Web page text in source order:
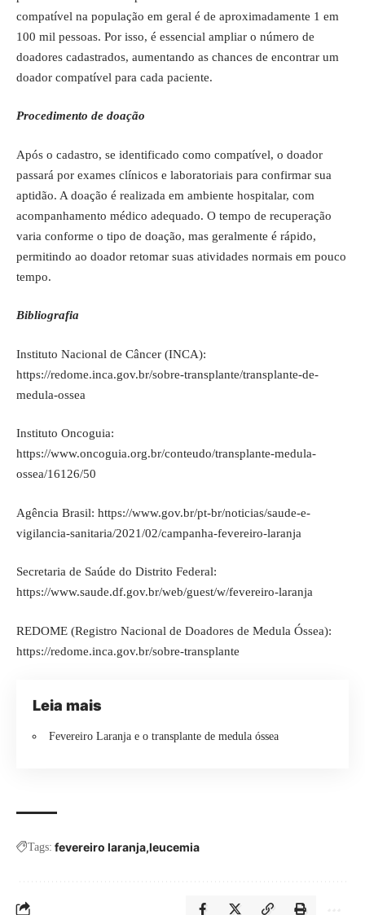
compatível na população em geral é de aproximadamente 1 em
100 mil pessoas. Por isso, é essencial ampliar o número de
doadores cadastrados, aumentando as chances de encontrar um
doador compatível para cada paciente.
Procedimento de doação
Após o cadastro, se identificado como compatível, o doador
passará por exames clínicos e laboratoriais para confirmar sua
aptidão. A doação é realizada em ambiente hospitalar, com
acompanhamento médico adequado. O tempo de recuperação
varia conforme o tipo de doação, mas geralmente é rápido,
permitindo ao doador retomar suas atividades normais em pouco
tempo.
Bibliografia
Instituto Nacional de Câncer (INCA):
https://redome.inca.gov.br/sobre-transplante/transplante-de-
medula-ossea
Instituto Oncoguia:
https://www.oncoguia.org.br/conteudo/transplante-medula-
ossea/16126/50
Agência Brasil: https://www.gov.br/pt-br/noticias/saude-e-
vigilancia-sanitaria/2021/02/campanha-fevereiro-laranja
Secretaria de Saúde do Distrito Federal:
https://www.saude.df.gov.br/web/guest/w/fevereiro-laranja
REDOME (Registro Nacional de Doadores de Medula Óssea):
https://redome.inca.gov.br/sobre-transplante
Leia mais
Fevereiro Laranja e o transplante de medula óssea
Tags: fevereiro laranja leucemia